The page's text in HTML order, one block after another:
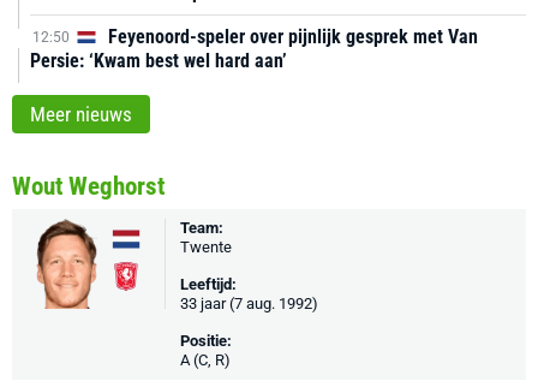
12:50
Feyenoord-speler over pijnlijk gesprek met Van
Persie: ‘Kwam best wel hard aan’
Meer nieuws
Wout Weghorst
Team:
Twente
Leeftijd:
33 jaar (7 aug. 1992)
Positie:
A (C, R)